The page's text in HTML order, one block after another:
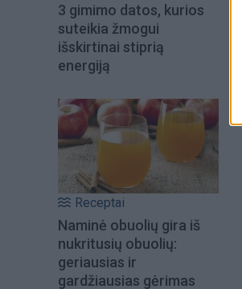
3 gimimo datos, kurios
suteikia žmogui
išskirtinai stiprią
energiją
Receptai
Naminė obuolių gira iš
nukritusių obuolių:
geriausias ir
gardžiausias gėrimas